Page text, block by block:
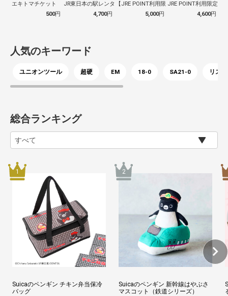
エキトマチケット
500円
JR東日本の駅レンタカーチケット（5,0…
4,700円
【JRE POINT利用限定】お得なエキ…
5,000円
JRE POINT利用限定商
4,600円
人気のキーワード
ユニオンツール 超硬 EM 18-0 SA21-0 リス
総合ランキング
Suicaのペンギン チキン弁当保冷
バッグ
Suicaのペンギン 新幹線はやぶさ
マスコット（鉄道シリーズ）